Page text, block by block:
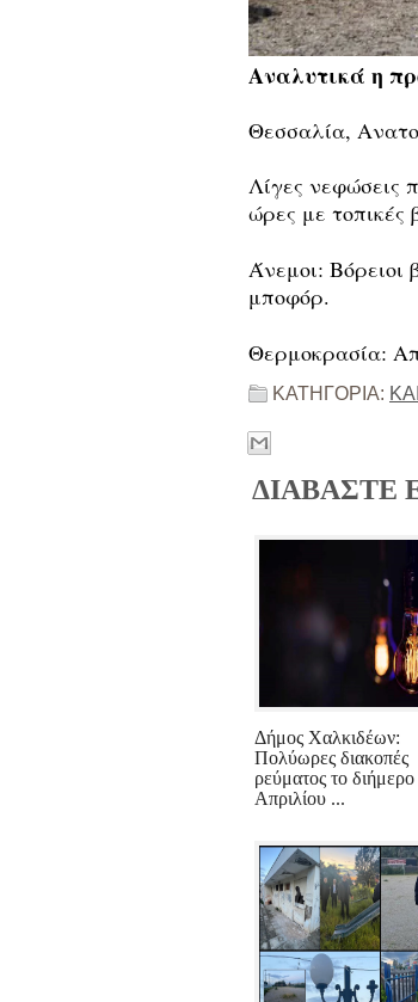
Αναλυτικά η
Θεσσαλία,
Λίγες νεφώσεις
ώρες με τοπικές
Άνεμοι: Βόρειοι
μποφόρ.
Θερμοκρασία:
ΚΑΤΗΓΟΡΙΑ:
ΔΙΑΒΑΣΤΕ
Δήμος Χαλκιδέων:
Πολύωρες διακοπές
ρεύματος το
Απριλίου ...